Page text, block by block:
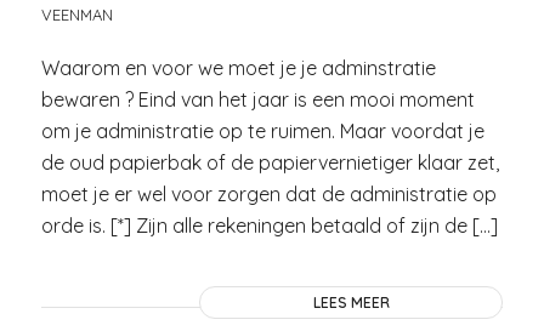
VEENMAN
Waarom en voor we moet je je adminstratie
bewaren ? Eind van het jaar is een mooi moment
om je administratie op te ruimen. Maar voordat je
de oud papierbak of de papiervernietiger klaar zet,
moet je er wel voor zorgen dat de administratie op
orde is. [*] Zijn alle rekeningen betaald of zijn de […]
LEES MEER